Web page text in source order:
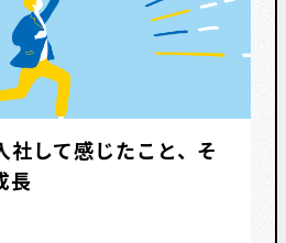
社して感じたこと、そ
長